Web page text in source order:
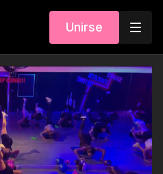
Unirse